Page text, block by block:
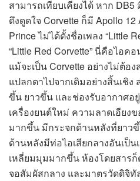
สามารถเทียบเคียงได้ หาก DB5
ดึงดูดใจ Corvette ก็มี Apollo
Prince ไม่ได้ตั้งชื่อเพลง “Little
“Little Red Corvette” นี่คือไอค
แม้จะเป็น Corvette อย่างไม่ต้อ
แปลกตาไปจากเดิมอย่างสิ้นเชิ
ขึ้น ยาวขึ้น และช่องรับอากาศอ
เครื่องยนต์ใหม่ ความลาดเอียง
มากขึ้น มีกระจกด้านหลังที่ยาว
ด้านหลังมีท่อไอเสียกลางอันเป็
เหลี่ยมมุมมากขึ้น ห้องโดยสาร
จอสัมผัสกลาง และมาตรวัดดิจิ